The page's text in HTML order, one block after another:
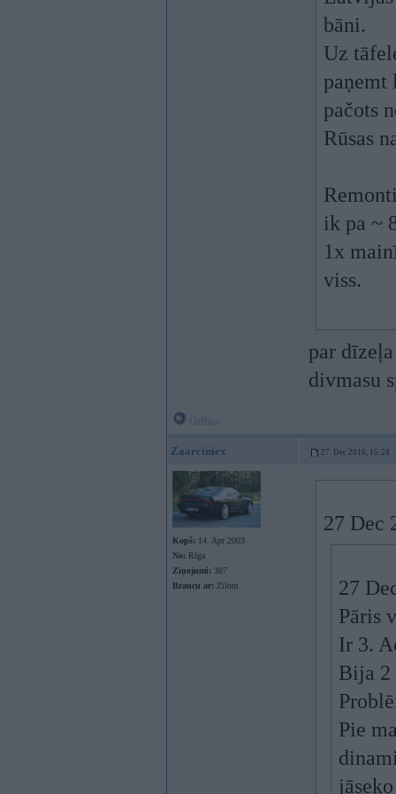
bāni.
Uz
pačots
Rūsas
ik pa ~
1x
viss.
par
divmasu
Zaarciniex 27. Dec 2016, 15:28
Kopš: 14. Apr 2003
No: Rīga
Ziņojumi: 387
Braucu ar: Ziloni
27 Dec
27
Pāris
Ir 3.
Bija 2
Pie